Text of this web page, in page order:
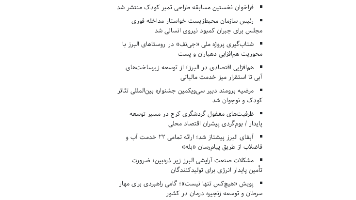
فراخوان نخستین مسابقه طراحی تمبر کودک منتشر شد
رئیس سازمان محیط‌زیست خواستار مداخله فوری
مجلس برای جبران کمبود نیروی انسانی شد
شتاب‌گیری پروژه ملی «جی‌نف» در روستاهای البرز با
محوریت هم‌افزایی دهیاران و پست
هم‌افزایی اقتصادی در البرز؛ از توسعه زیرساخت‌های
آبی تا استقرار میز خدمت مالیاتی
مرضیه برومند دبیر سی‌ویکمین جشنواره بین‌المللی تئاتر
کودک و نوجوان شد
ظرفیت‌های مغفول گردشگری کرج در مسیر توسعه
پایدار / بوم‌گردی پیشران اقتصاد محلی
آبفای البرز پیشتاز شد؛ ارائه تمامی ۲۲ خدمت آب و
فاضلاب از طریق پیام‌رسان «بله»
مشکلات صنعت آرایشی البرز زیر ذره‌بین؛ ضرورت
تأمین پایدار انرژی برای تولیدکنندگان
پویش «هیچ‌کس تنها نیست»؛ گامی راهبردی برای مهار
سرطان و توسعه زنجیره درمان در کشور